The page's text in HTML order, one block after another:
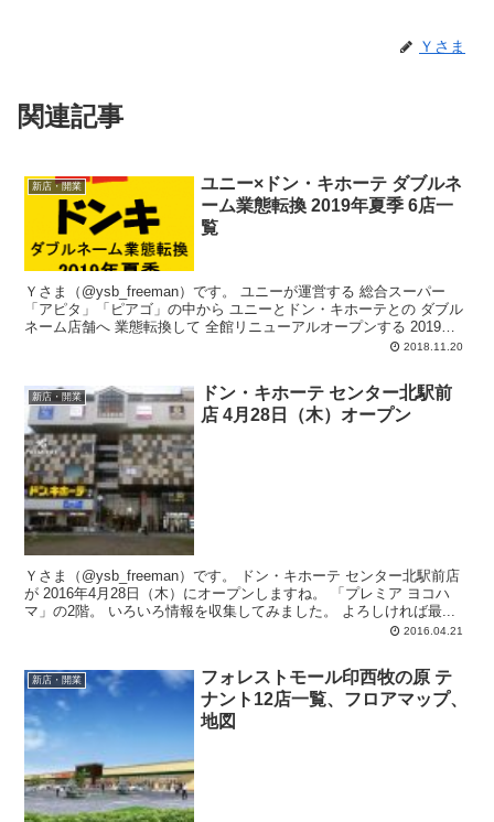
Ｙさま
関連記事
新店・開業
ユニー×ドン・キホーテ ダブルネ
ーム業態転換 2019年夏季 6店一
覧
Ｙさま（@ysb_freeman）です。 ユニーが運営する 総合スーパー
「アピタ」「ピアゴ」の中から ユニーとドン・キホーテとの ダブル
ネーム店舗へ 業態転換して 全館リニューアルオープンする 2019年
2018.11.20
新店・開業
ドン・キホーテ センター北駅前
店 4月28日（木）オープン
Ｙさま（@ysb_freeman）です。 ドン・キホーテ センター北駅前店
が 2016年4月28日（木）にオープンしますね。 「プレミア ヨコハ
マ」の2階。 いろいろ情報を収集してみました。 よろしければ最...
2016.04.21
新店・開業
フォレストモール印西牧の原 テ
ナント12店一覧、フロアマップ、
地図